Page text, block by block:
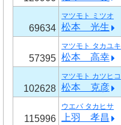
69634
マツモト ミツオ
松本 光生
57395
マツモト タカユキ
松本 高幸
102628
マツモト カツヒコ
松本 克彦
115996
ウエバ タカヒサ
上羽 孝昌